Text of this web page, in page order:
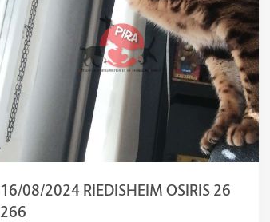
16/08/2024 RIEDISHEIM OSIRIS 26
266